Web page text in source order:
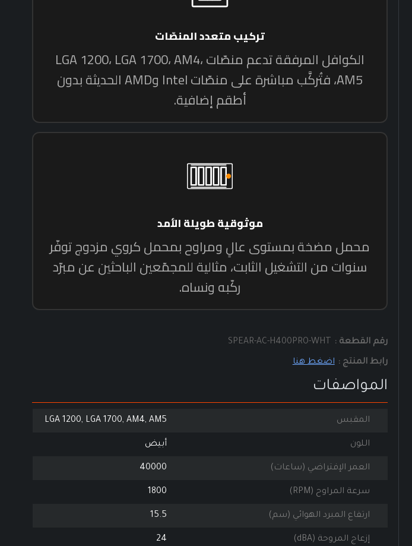
رقم القطعة : SPEAR-AC-H400PRO-WHT
رابط المنتج : اضغط هنا
المواصفات
المقبس LGA 1200, LGA 1700, AM4, AM5
اللون أبيض
العمر الإفتراضي (ساعات) 40000
سرعة المراوح (RPM) 1800
ارتفاع المبرد الهوائي (سم) 15.5
إزعاج المروحة (dBA) 24